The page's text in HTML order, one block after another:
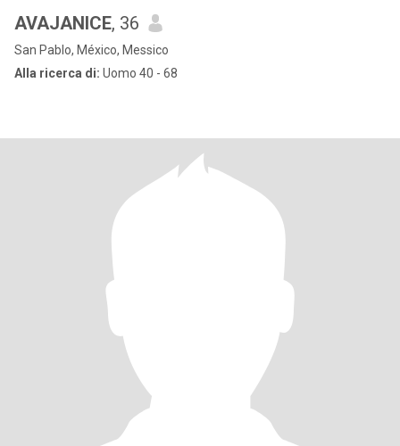
AVAJANICE, 36
San Pablo, México, Messico
Alla ricerca di: Uomo 40 - 68